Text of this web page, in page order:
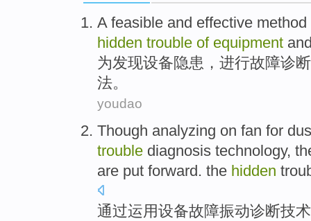
A feasible and effective method
hidden trouble of equipment
为发现设备隐患 ，进行故障诊断
法。
youdao
Though analyzing on fan for
trouble diagnosis technology,
are put forward. the hidden
通过运用设备故障振动诊断技术